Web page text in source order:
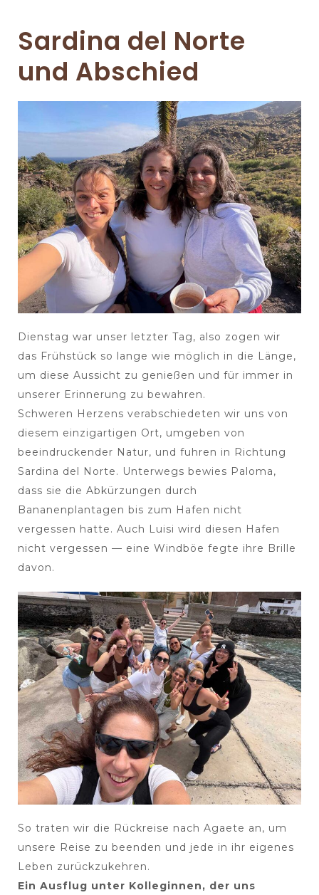
Sardina del Norte
und Abschied
Dienstag war unser letzter Tag, also zogen wir
das Frühstück so lange wie möglich in die Länge,
um diese Aussicht zu genießen und für immer in
unserer Erinnerung zu bewahren.
Schweren Herzens verabschiedeten wir uns von
diesem einzigartigen Ort, umgeben von
beeindruckender Natur, und fuhren in Richtung
Sardina del Norte. Unterwegs bewies Paloma,
dass sie die Abkürzungen durch
Bananenplantagen bis zum Hafen nicht
vergessen hatte. Auch Luisi wird diesen Hafen
nicht vergessen — eine Windböe fegte ihre Brille
davon.
So traten wir die Rückreise nach Agaete an, um
unsere Reise zu beenden und jede in ihr eigenes
Leben zurückzukehren.
Ein Ausflug unter Kolleginnen, der uns